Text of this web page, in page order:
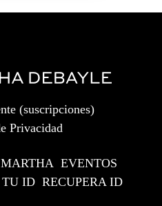
(suscripciones)
Privacidad
MARTHA EVENTOS
TU ID RECUPERA ID